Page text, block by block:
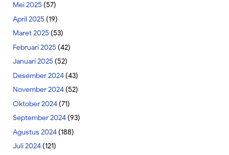
Mei 2025 (57)
April 2025 (19)
Maret 2025 (53)
Februari 2025 (42)
Januari 2025 (52)
Desember 2024(43)
November 2024(52)
Oktober 2024(71)
September 2024(93)
Agustus 2024(188)
Juli 2024(121)